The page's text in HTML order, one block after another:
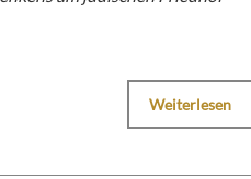
Weiterlesen